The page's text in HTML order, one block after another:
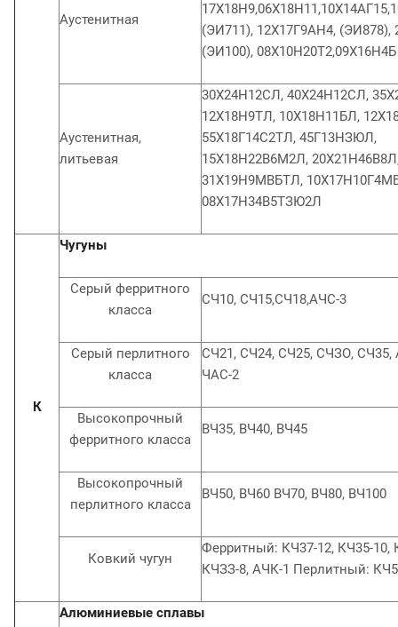
Аустенитная
(ЭИ711), 12Х17Г9АН4, (ЭИ878),
(ЭИ100),
Аустенитная,
литьевая
30Х24Н12СЛ, 40Х24Н12СЛ,
12Х18Н9ТЛ, 10Х18Н11БЛ,
55Х18Г14С2ТЛ, 45Г13НЗЮЛ,
15Х18Н22В6М2Л,
31Х19Н9МВБТЛ,
08Х17Н34В5ТЗЮ2Л
К
Чугуны
Серый ферритного
класса
СЧ10, СЧ15,СЧ18,АЧС-3
Серый перлитного
класса
СЧ21, СЧ24, СЧ25, СЧЗО, СЧ35,
ЧАС-2
Высокопрочный
ферритного класса
ВЧ35, ВЧ40, ВЧ45
Высокопрочный
перлитного класса
ВЧ50, ВЧ60 ВЧ70, ВЧ80, ВЧ100
Ковкий чугун
Ферритный: КЧ37-12, КЧ35-10,
КЧЗЗ-8, АЧК-1 Перлитный:
Алюминиевые сплавы